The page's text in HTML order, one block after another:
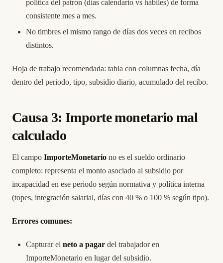
política del patrón (días calendario vs hábiles) de forma
consistente mes a mes.
No timbres el mismo rango de días dos veces en recibos
distintos.
Hoja de trabajo recomendada: tabla con columnas fecha, día
dentro del periodo, tipo, subsidio diario, acumulado del recibo.
Causa 3: Importe monetario mal
calculado
El campo ImporteMonetario no es el sueldo ordinario
completo: representa el monto asociado al subsidio por
incapacidad en ese periodo según normativa y política interna
(topes, integración salarial, días con 40 % o 100 % según tipo).
Errores comunes:
Capturar el neto a pagar del trabajador en
ImporteMonetario en lugar del subsidio.